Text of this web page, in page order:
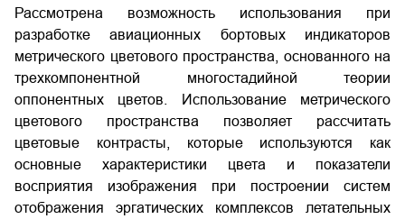
Рассмотрена возможность использования при
разработке авиационных бортовых индикаторов
метрического цветового пространства, основанного на
трехкомпонентной многостадийной теории
оппонентных цветов. Использование метрического
цветового пространства позволяет рассчитать
цветовые контрасты, которые используются как
основные характеристики цвета и показатели
восприятия изображения при построении систем
отображения эргатических комплексов летательных